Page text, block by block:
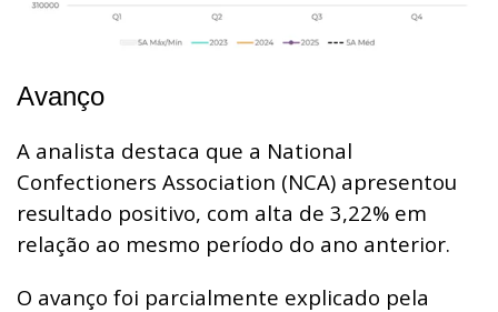
Avanço
A analista destaca que a National
Confectioners Association (NCA) apresentou
resultado positivo, com alta de 3,22% em
relação ao mesmo período do ano anterior.
O avanço foi parcialmente explicado pela